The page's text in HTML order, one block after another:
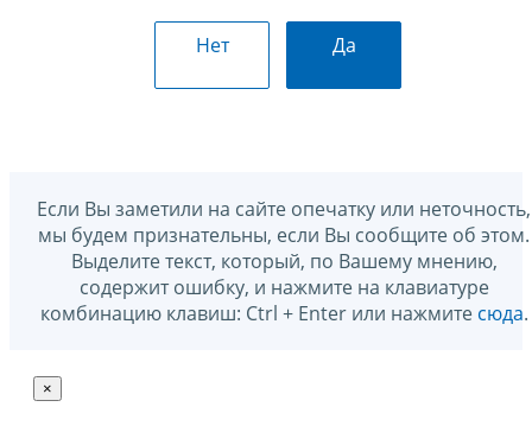
Нет Да
Если Вы заметили на сайте опечатку или неточность,
мы будем признательны, если Вы сообщите об этом.
Выделите текст, который, по Вашему мнению,
содержит ошибку, и нажмите на клавиатуре
комбинацию клавиш: Ctrl + Enter или нажмите сюда.
×